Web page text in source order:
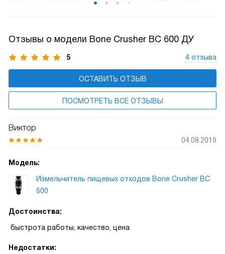
Отзывы о модели Bone Crusher BC 600 ДУ
5 4 отзыва
ОСТАВИТЬ ОТЗЫВ
ПОСМОТРЕТЬ ВСЕ ОТЗЫВЫ
Виктор
04.08.2019
Модель:
Измельчитель пищевых отходов Bone Crusher BC
600
Достоинства:
быстрота работы, качество, цена
Недостатки: